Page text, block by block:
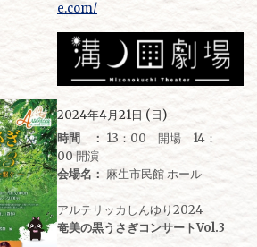
e.com/
2024年4月21日 (日)
時間 ： 13：00 開場 14：
00 開演
会場名： 麻生市民館 ホール
アルテリッカしんゆり2024
奄美の黒うさぎコンサートVol.3